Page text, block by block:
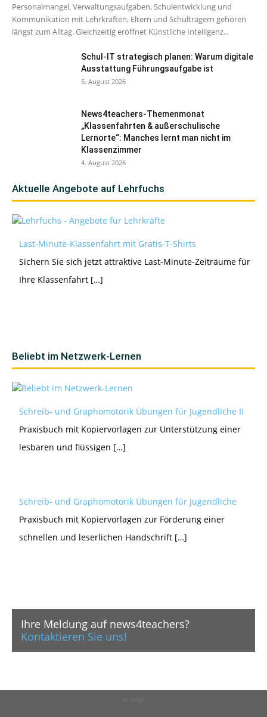
Personalmangel, Verwaltungsaufgaben, Schulentwicklung und
Kommunikation mit Lehrkräften, Eltern und Schulträgern gehören
längst zum Alltag. Gleichzeitig eröffnet Künstliche Intelligenz...
Schul-IT strategisch planen: Warum digitale
Ausstattung Führungsaufgabe ist
5. August 2026
News4teachers-Themenmonat
„Klassenfahrten & außerschulische
Lernorte“: Manches lernt man nicht im
Klassenzimmer
4. August 2026
Aktuelle Angebote auf Lehrfuchs
Last-Minute-Klassenfahrt mit Gratis-T-Shirts
Sichern Sie sich jetzt attraktive Last-Minute-Zeiträume für
Ihre Klassenfahrt […]
Beliebt im Netzwerk-Lernen
Schreib- und Graphomotorik Übungen für Jugendliche II
Praxisbuch mit Kopiervorlagen zur Unterstützung einer
lesbaren und flüssigen […]
Schreib- und Graphomotorik Übungen für Jugendliche
Praxisbuch mit Kopiervorlagen zur Förderung einer
schnellen und leserlichen Handschrift […]
Ihre Meldung auf news4teachers?
Kontaktieren Sie uns!